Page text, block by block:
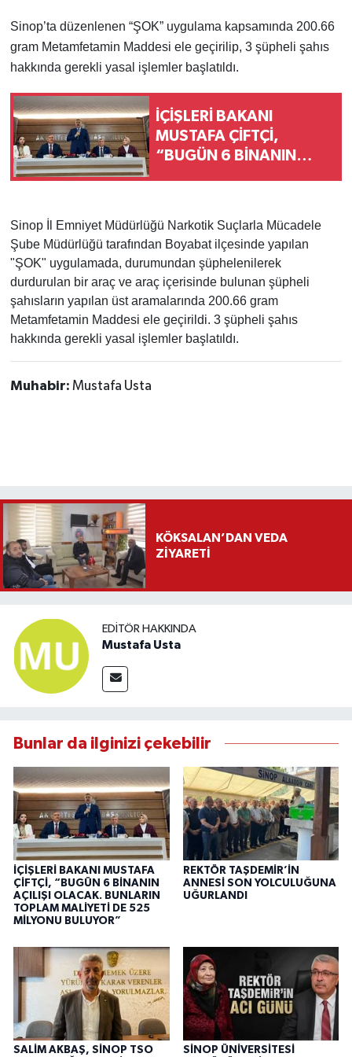
Sinop’ta düzenlenen “ŞOK” uygulama kapsamında 200.66
gram Metamfetamin Maddesi ele geçirilip, 3 şüpheli şahıs
hakkında gerekli yasal işlemler başlatıldı.
İÇİŞLERİ BAKANI
MUSTAFA ÇİFTÇİ,
“BUGÜN 6 BİNANIN
MİLYONU BULUYOR”
Sinop İl Emniyet Müdürlüğü Narkotik Suçlarla Mücadele
Şube Müdürlüğü tarafından Boyabat ilçesinde yapılan
"ŞOK" uygulamada, durumundan şüphelenilerek
durdurulan bir araç ve araç içerisinde bulunan şüpheli
şahısların yapılan üst aramalarında 200.66 gram
Metamfetamin Maddesi ele geçirildi. 3 şüpheli şahıs
hakkında gerekli yasal işlemler başlatıldı.
Muhabir: Mustafa Usta
KÖKSALAN’DAN VEDA
ZİYARETİ
EDITÖR HAKKINDA
Mustafa Usta
Bunlar da ilginizi çekebilir
İÇİŞLERİ BAKANI MUSTAFA
ÇİFTÇİ, “BUGÜN 6 BİNANIN
AÇILIŞI OLACAK. BUNLARIN
TOPLAM MALİYETİ DE 525
MİLYONU BULUYOR”
REKTÖR TAŞDEMİR’İN
ANNESİ SON YOLCULUĞUNA
UĞURLANDI
SALİM AKBAŞ, SİNOP TSO SİNOP ÜNİVERSİTESİ